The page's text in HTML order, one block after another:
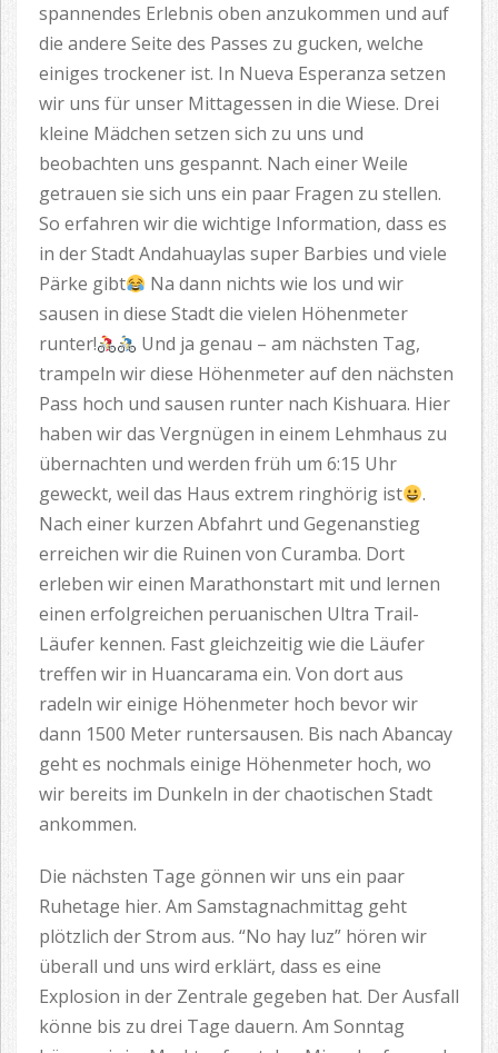
spannendes Erlebnis oben anzukommen und auf
die andere Seite des Passes zu gucken, welche
einiges trockener ist. In Nueva Esperanza setzen
wir uns für unser Mittagessen in die Wiese. Drei
kleine Mädchen setzen sich zu uns und
beobachten uns gespannt. Nach einer Weile
getrauen sie sich uns ein paar Fragen zu stellen.
So erfahren wir die wichtige Information, dass es
in der Stadt Andahuaylas super Barbies und viele
Pärke gibt
Na dann nichts wie los und wir
sausen in diese Stadt die vielen Höhenmeter
runter!
Und ja genau – am nächsten Tag,
trampeln wir diese Höhenmeter auf den nächsten
Pass hoch und sausen runter nach Kishuara. Hier
haben wir das Vergnügen in einem Lehmhaus zu
übernachten und werden früh um 6:15 Uhr
geweckt, weil das Haus extrem ringhörig ist
.
Nach einer kurzen Abfahrt und Gegenanstieg
erreichen wir die Ruinen von Curamba. Dort
erleben wir einen Marathonstart mit und lernen
einen erfolgreichen peruanischen Ultra Trail-
Läufer kennen. Fast gleichzeitig wie die Läufer
treffen wir in Huancarama ein. Von dort aus
radeln wir einige Höhenmeter hoch bevor wir
dann 1500 Meter runtersausen. Bis nach Abancay
geht es nochmals einige Höhenmeter hoch, wo
wir bereits im Dunkeln in der chaotischen Stadt
ankommen.
Die nächsten Tage gönnen wir uns ein paar
Ruhetage hier. Am Samstagnachmittag geht
plötzlich der Strom aus. “No hay luz” hören wir
überall und uns wird erklärt, dass es eine
Explosion in der Zentrale gegeben hat. Der Ausfall
könne bis zu drei Tage dauern. Am Sonntag